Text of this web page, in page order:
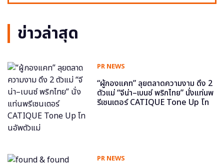
ข่าวล่าสุด
PR NEWS
“ผู้กองแคท” ลุยตลาดความงาม ดึง 2
ตัวแม่ “จีน่า–เบนซ์ พริกไทย” นั่งแท่นพ
รีเซนเตอร์ CATIQUE Tone Up โท
PR NEWS